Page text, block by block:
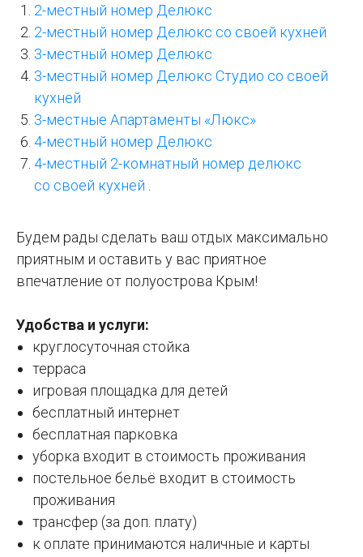
2-местный номер Делюкс
2-местный номер Делюкс со своей кухней
3-местный номер Делюкс
3-местный номер Делюкс Студио со своей
кухней
3-местные Апартаменты «Люкс»
4-местный номер Делюкс
4-местный 2-комнатный номер делюкс
со своей кухней
Будем рады сделать ваш отдых максимально
приятным и оставить у вас приятное
впечатление от полуострова Крым!
Удобства и услуги:
круглосуточная стойка
терраса
игровая площадка для детей
бесплатный интернет
бесплатная парковка
уборка входит в стоимость проживания
постельное бельё входит в стоимость
проживания
трансфер (за доп. плату)
к оплате принимаются наличные и карты